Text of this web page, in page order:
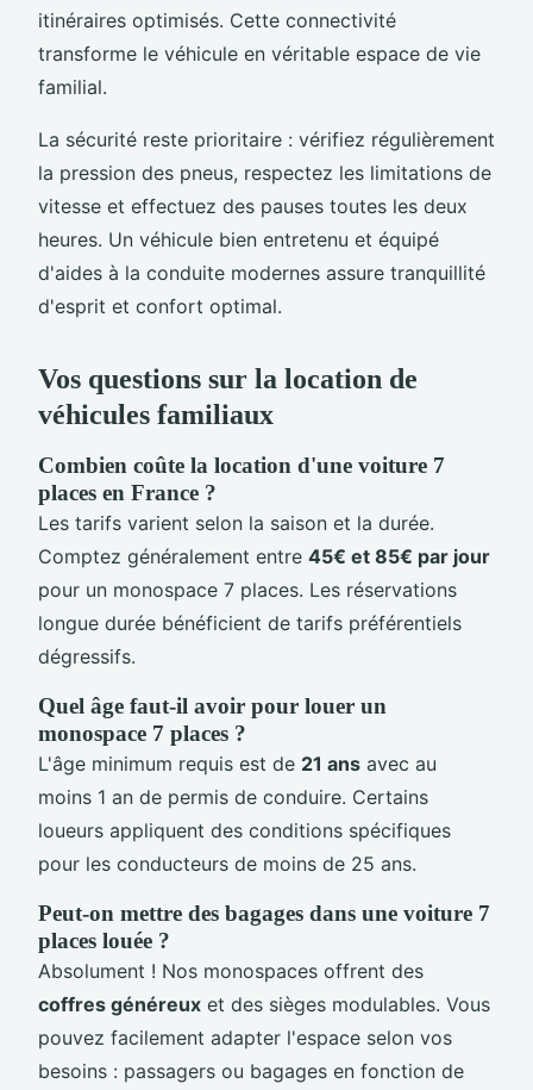
itinéraires optimisés. Cette connectivité
transforme le véhicule en véritable espace de vie
familial.
La sécurité reste prioritaire : vérifiez régulièrement
la pression des pneus, respectez les limitations de
vitesse et effectuez des pauses toutes les deux
heures. Un véhicule bien entretenu et équipé
d'aides à la conduite modernes assure tranquillité
d'esprit et confort optimal.
Vos questions sur la location de
véhicules familiaux
Combien coûte la location d'une voiture 7
places en France ?
Les tarifs varient selon la saison et la durée.
Comptez généralement entre 45€ et 85€ par jour
pour un monospace 7 places. Les réservations
longue durée bénéficient de tarifs préférentiels
dégressifs.
Quel âge faut-il avoir pour louer un
monospace 7 places ?
L'âge minimum requis est de 21 ans avec au
moins 1 an de permis de conduire. Certains
loueurs appliquent des conditions spécifiques
pour les conducteurs de moins de 25 ans.
Peut-on mettre des bagages dans une voiture 7
places louée ?
Absolument ! Nos monospaces offrent des
coffres généreux et des sièges modulables. Vous
pouvez facilement adapter l'espace selon vos
besoins : passagers ou bagages en fonction de